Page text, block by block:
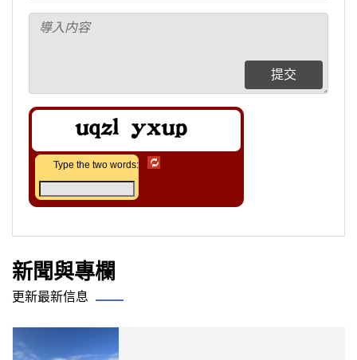
提交
Type the two words:
新聞與專欄
更新最新信息